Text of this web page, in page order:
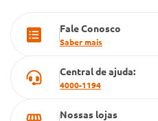
Cartão Grupo Conde
Fale Conosco
Saber mais
Central de ajuda:
4000-1194
Nossas lojas